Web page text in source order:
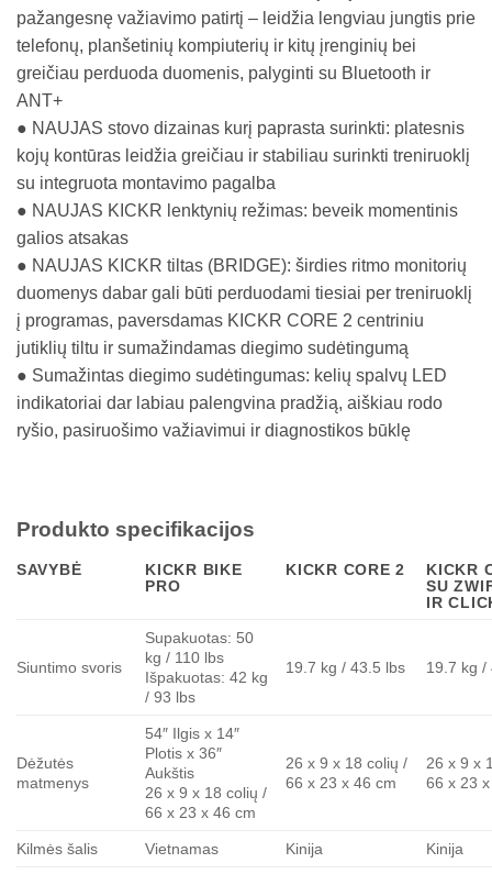
pažangesnę važiavimo patirtį – leidžia lengviau jungtis prie
telefonų, planšetinių kompiuterių ir kitų įrenginių bei
greičiau perduoda duomenis, palyginti su Bluetooth ir
ANT+
● NAUJAS stovo dizainas kurį paprasta surinkti: platesnis
kojų kontūras leidžia greičiau ir stabiliau surinkti treniruoklį
su integruota montavimo pagalba
● NAUJAS KICKR lenktynių režimas: beveik momentinis
galios atsakas
● NAUJAS KICKR tiltas (BRIDGE): širdies ritmo monitorių
duomenys dabar gali būti perduodami tiesiai per treniruoklį
į programas, paversdamas KICKR CORE 2 centriniu
jutiklių tiltu ir sumažindamas diegimo sudėtingumą
● Sumažintas diegimo sudėtingumas: kelių spalvų LED
indikatoriai dar labiau palengvina pradžią, aiškiau rodo
ryšio, pasiruošimo važiavimui ir diagnostikos būklę
Produkto specifikacijos
SAVYBĖ
KICKR BIKE
PRO
KICKR CORE 2
KICKR
SU
IR
Siuntimo svoris
Supakuotas: 50
kg / 110 lbs
Išpakuotas: 42 kg
/ 93 lbs
19.7 kg / 43.5 lbs 19.7 kg /
Dėžutės
matmenys
54″ Ilgis x 14″
Plotis x 36″
Aukštis
26 x 9 x 18 colių /
66 x 23 x 46 cm
26 x 9 x 18 colių /
66 x 23 x 46 cm
26 x 9 x
66 x 23
Kilmės šalis Vietnamas Kinija Kinija